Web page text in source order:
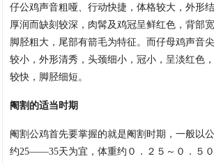
仔公鸡声音粗哑、行动快捷，体格较大，外形
厚润而缺刻较深，肉髯及鸡冠呈鲜红色，背部
脚胫粗大，尾部有箭毛为特征。而仔母鸡声音
较小，外形清秀，头颈细小，冠小，呈淡红色
较快，脚胫细短。
阉割的适当时期
阉割公鸡首先要掌握的就是阉割时期，一般以
约25——35天为宜，体重约０．２５～０．５